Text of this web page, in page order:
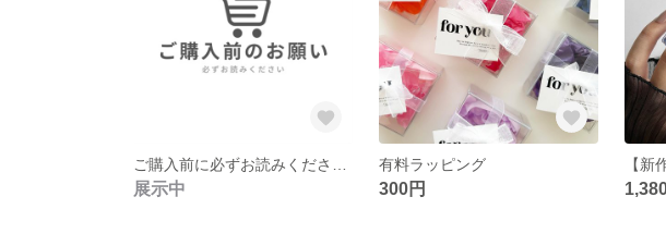
展示中
有料ラッピング
300円